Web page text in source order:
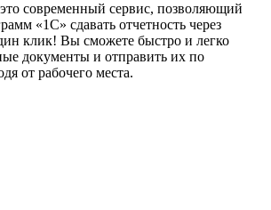
современный сервис, позволяющий
«1С» сдавать отчетность через
клик! Вы сможете быстро и легко
документы и отправить их по
от рабочего места.